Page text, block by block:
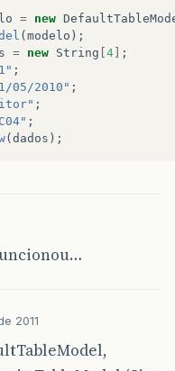
= new
( modelo );
= new String 4
;
;
05/2010" ;
;
;
( dados );
2011